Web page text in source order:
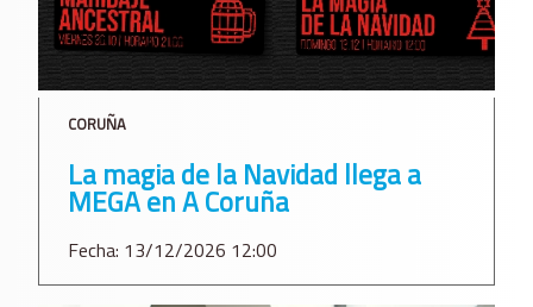
CORUÑA
La magia de la Navidad llega a
MEGA en A Coruña
Fecha: 13/12/2026 12:00